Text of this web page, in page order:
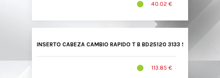
40.02 €
INSERTO CABEZA CAMBIO RAPIDO T B BD25120 3133 SRW
113.85 €